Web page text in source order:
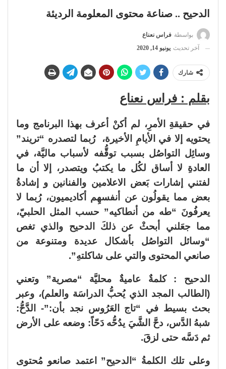
الدحيح .. صناعة محتوى المعلومة الرديئة
بواسطة فراس نعناع
آخر تحديث يونيو 14, 2020
شارك
بقلم : فراس نعناع
في حقيقةِ الأمرِ، لم أكنْ أعرف بهذا البرنامج وما
يحتويه إلا في الأيامِ الأخيرة، رُبما لتصدره “تريند”
وسائِل التواصُل بسبب توقُّفه لأسباب ماليَّة، في
العادةِ لا أساق لكُل ما يكتبُ ويتصدر، إلا أن ما
لفتني إشارات بَعض الاعلامين والفنانين و إشادةُ
بعض مما يقولُون عن أنفسهِم أكاديميون، رُبما لا
يعرفُونَ “طه من أنطاكيه” حسب المثل الحلبيّ،
مما جعَلني أبحثْ عن ذلكَ الدحيح والذي تغص
“وسائل التواصُل بأشكال عديدة ومتنوعة من
صانعي المحتوى والتي على شاكلتهِ”.
الدحيح : كلمةٌ عاميةٌ محليَّة “مصرية” وتعني
(الطالب المجد الذي يُحبُّ الدراسَة والعلم)، وعبر
بحث بسيط في “تاج العَرُوس نجد بأن:”- الدَّحُّ:
شبهُ الدَّس، دحَّ الشَّيَ يدُحُّه دَحّاً: وضعه على الأرض
ثم دَسَّه حتى لزقَ.
وعلى تلك الكلمةُ “الدحيح” اعتمد صانعو مُحتوى